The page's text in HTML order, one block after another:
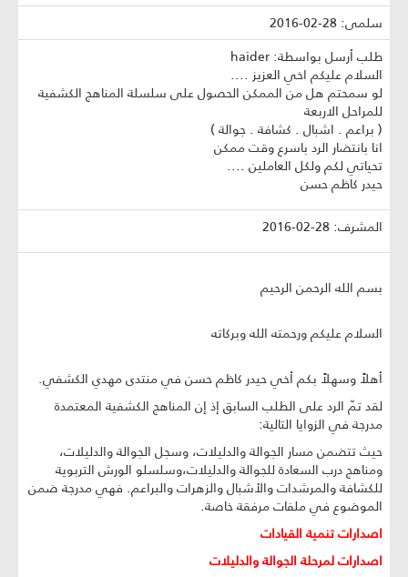
سلمى: 28-02-2016
طلب أرسل بواسطة: haider
السلام عليكم اخي العزيز ....
لو سمحتم هل من الممكن الحصول على سلسلة المناهج الكشفية
للمراحل الاربعة
( براعم . اشبال . كشافة . جوالة )
انا بانتضار الرد باسرع وقت ممكن
تحياتي لكم ولكل العاملين ....
حيدر كاظم حسن
المشرف: 28-02-2016
بسم الله الرحمن الرحيم
السلام عليكم ورحمته الله وبركاته
أهلاً وسهلاً بكم أخي حيدر كاظم حسن في منتدى مهدي الكشفي.
لقد تمّ الرد على الطلب السابق إذ إن المناهج الكشفية المعتمدة
مدرجة في الزوايا التالية:
حيث تتضمن مسار الجوالة والدليلات، وسجل الجوالة والدليلات،
ومناهج درب السعادة للجوالة والدليلات،وسلسلو الورش التربوية
للكشافة والمرشدات والأشبال والزهرات والبراعم. فهي مدرجة ضمن
الموضوع في ملفات مرفقة خاصة.
اصدارات تنمية القيادات
اصدارات لمرحلة الجوالة والدليلات